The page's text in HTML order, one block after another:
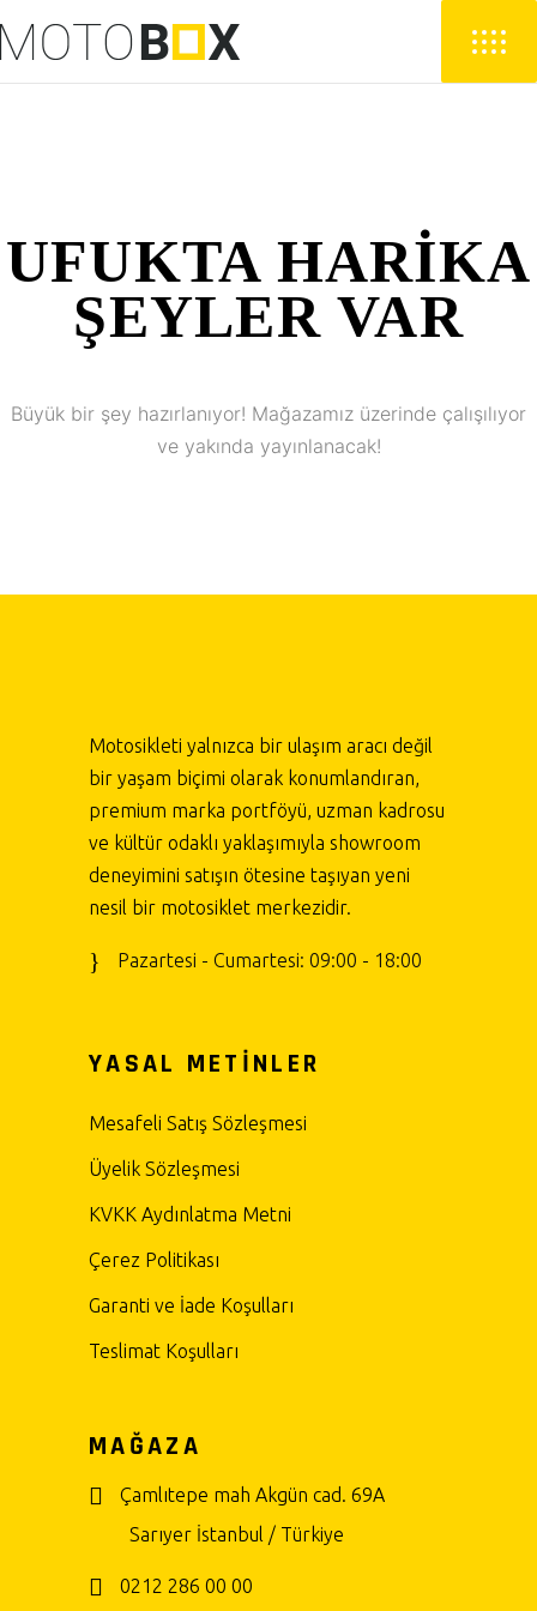
UFUKTA HARIKA
ŞEYLER VAR
Büyük bir şey hazırlanıyor! Mağazamız üzerinde çalışılıyor
ve yakında yayınlanacak!
Motosikleti yalnızca bir ulaşım aracı değil
bir yaşam biçimi olarak konumlandıran,
premium marka portföyü, uzman kadrosu
ve kültür odaklı yaklaşımıyla showroom
deneyimini satışın ötesine taşıyan yeni
nesil bir motosiklet merkezidir.
Pazartesi - Cumartesi: 09:00 - 18:00
YASAL METİNLER
Mesafeli Satış Sözleşmesi
Üyelik Sözleşmesi
KVKK Aydınlatma Metni
Çerez Politikası
Garanti ve İade Koşulları
Teslimat Koşulları
MAĞAZA
Çamlıtepe mah Akgün cad. 69A
Sarıyer İstanbul / Türkiye
0212 286 00 00